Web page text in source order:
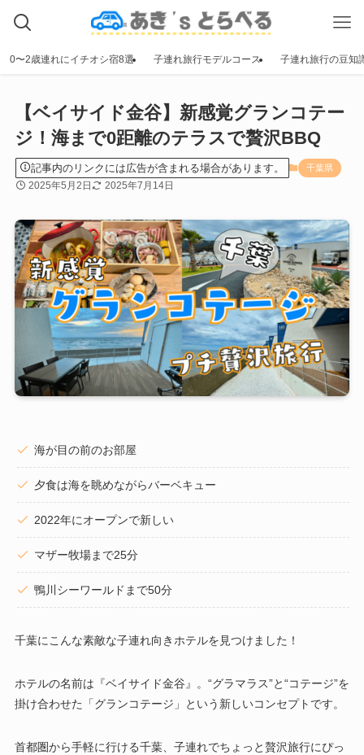
0〜2歳連れにイチオシ宿8選 子連れ旅行モデルコース 子連れ旅行の豆知
【ベイサイド金谷】新感覚グランコテー
ジ！海まで0距離のテラスで贅沢BBQ
記事内のリンクには広告が含まれる場合があります。 千葉県
2025年5月2日 2025年7月14日
海が目の前のお部屋
夕食は海を眺めながらバーベキュー
2022年にオープンで新しい
マザー牧場まで25分
鴨川シーワールドまで50分
千葉にこんな素敵な子連れ向きホテルを見つけました！
ホテルの名前は『ベイサイド金谷』。“グラマラス”と“コテージ”を
掛け合わせた「グランコテージ」という新しいコンセプトです。
首都圏から手軽に行ける千葉、子連れでちょっと贅沢旅行にぴっ